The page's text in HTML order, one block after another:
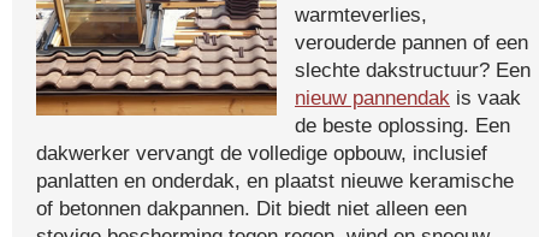
warmteverlies,
verouderde pannen of een
slechte dakstructuur? Een
nieuw pannendak is vaak
de beste oplossing. Een
dakwerker vervangt de volledige opbouw, inclusief
panlatten en onderdak, en plaatst nieuwe keramische
of betonnen dakpannen. Dit biedt niet alleen een